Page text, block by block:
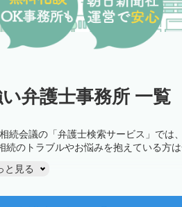
弁護士事務所 一覧
続会議の「弁護士検索サービス」では
のトラブルやお悩みを抱えている方
と見る